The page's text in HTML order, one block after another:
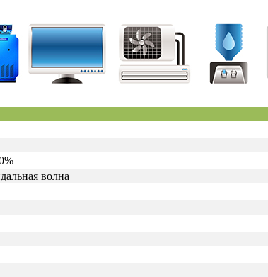
волна